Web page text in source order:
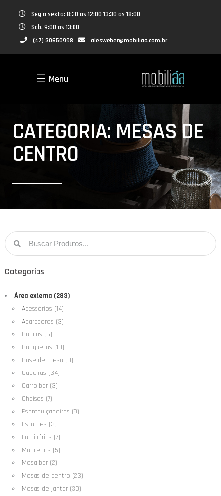
Seg a sexta: 8:30 as 12:00 13:30 as 18:00
Sab. 9:00 as 13:00
(47) 30650998
alesweber@mobiliaa.com.br
Menu
CATEGORIA: MESAS DE
CENTRO
Categorias
Área externa (283)
Acessórios (14)
Aparadores (3)
Bancos (6)
Banquetas (13)
Base de mesa (3)
Cadeiras (34)
Carro bar (3)
Chaises (7)
Espreguiçadeiras (9)
Estantes (3)
Luminárias (7)
Mancebos (5)
Mesa bar (2)
Mesas de centro (23)
Mesas de jantar (30)